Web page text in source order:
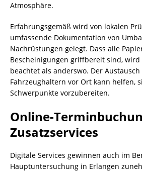
Atmosphäre.
Erfahrungsgemäß wird von lokalen
umfassende Dokumentation von
Nachrüstungen gelegt. Dass alle
Bescheinigungen griffbereit sind,
beachtet als anderswo. Der
Fahrzeughaltern vor Ort kann helfen,
Schwerpunkte vorzubereiten.
Online-
Zusatzservices
Digitale Services gewinnen auch im
Hauptuntersuchung in Erlangen